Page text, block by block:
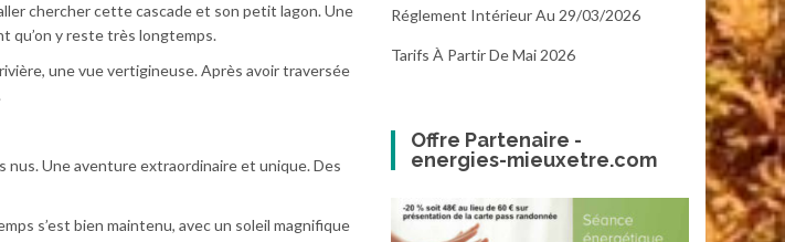
chercher cette cascade et son petit lagon. Une
qu’on y reste très longtemps.
une vue vertigineuse. Après avoir traversée
nus. Une aventure extraordinaire et unique. Des
s’est bien maintenu, avec un soleil magnifique
Réglement Intérieur Au 29/03/2026
Tarifs À Partir De Mai 2026
Offre Partenaire -
energies-mieuxetre.com